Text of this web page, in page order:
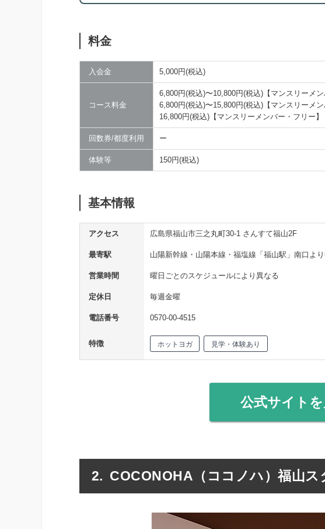
料金
入会金 5,000円(税込)
コース料金
6,800円(税込)〜10,800円(税込)【マンスリーメン
6,800円(税込)〜15,800円(税込)【マンスリーメン
16,800円(税込)【マンスリーメンバー・フリー】
回数券/都度利用 ー
体験等 150円(税込)
基本情報
アクセス 広島県福山市三之丸町30-1 さんすて福山2F
最寄駅 山陽新幹線・山陽本線・福塩線「福山駅」南口よ
営業時間 曜日ごとのスケジュールにより異なる
定休日 毎週金曜
電話番号 0570-00-4515
特徴 ホットヨガ 見学・体験あり
公式サイトを
COCONOHA（ココノハ）福山ス